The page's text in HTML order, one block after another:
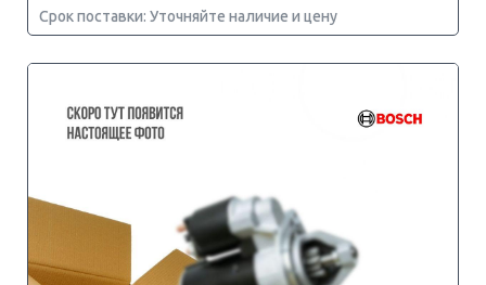
Срок поставки: Уточняйте наличие и цену